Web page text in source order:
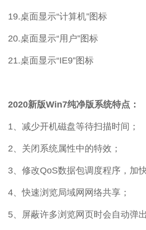
19.桌面显示“计算机”图标
20.桌面显示“用户”图标
21.桌面显示“IE9”图标
2020新版Win7纯净版系统特点：
1、减少开机磁盘等待扫描时间；
2、关闭系统属性中的特效；
3、修改QoS数据包调度程序，加
4、快速浏览局域网网络共享；
5、屏蔽许多浏览网页时会自动弹